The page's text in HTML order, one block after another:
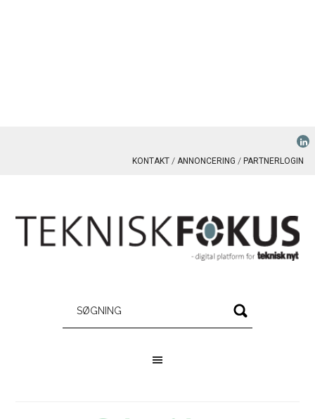
KONTAKT ANNONCERING PARTNERLOGIN